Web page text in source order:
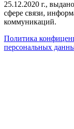
25.12.2020 г.,
сфере связи,
коммуникаций.
Политика
персональных